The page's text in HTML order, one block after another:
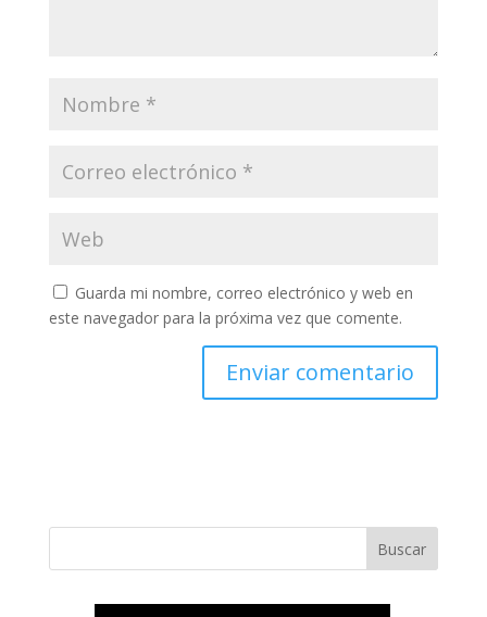
Guarda mi nombre, correo electrónico y web en
este navegador para la próxima vez que comente.
Buscar